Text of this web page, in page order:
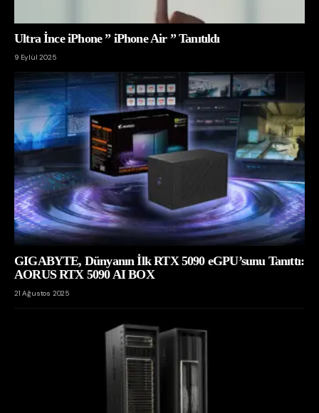
Ultra İnce iPhone ” iPhone Air ” Tanıtıldı
9 Eylül 2025
GIGABYTE, Dünyanın İlk RTX 5090 eGPU’sunu Tanıttı:
AORUS RTX 5090 AI BOX
21 Ağustos 2025